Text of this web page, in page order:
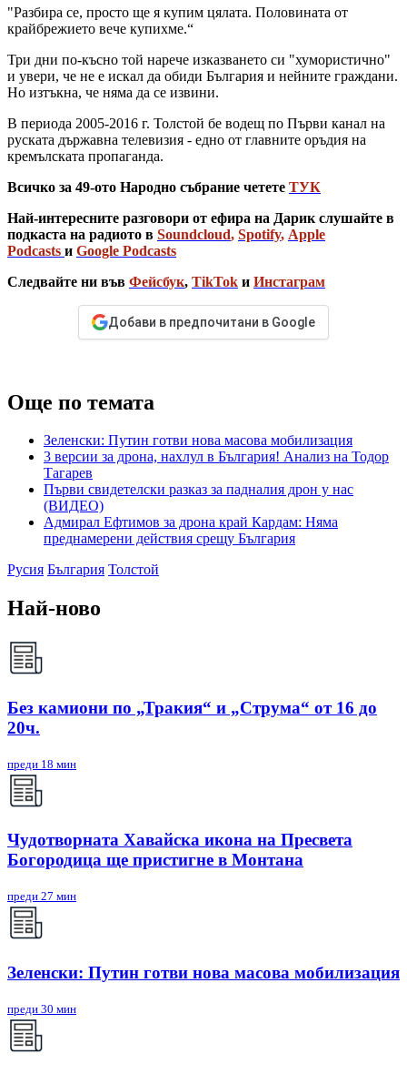
"Разбира се, просто ще я купим цялата. Половината от
крайбрежието вече купихме.“
Три дни по-късно той нарече изказването си "хумористично"
и увери, че не е искал да обиди България и нейните граждани.
Но изтъкна, че няма да се извини.
В периода 2005-2016 г. Толстой бе водещ по Първи канал на
руската държавна телевизия - едно от главните оръдия на
кремълската пропаганда.
Всичко за 49-ото Народно събрание четете ТУК
Най-интересните разговори от ефира на Дарик слушайте в
подкаста на радиото в Soundcloud, Spotify, Apple
Podcasts и Google Podcasts
Следвайте ни във Фейсбук, TikTok и Инстаграм
Добави в предпочитани в Google
Още по темата
Зеленски: Путин готви нова масова мобилизация
3 версии за дрона, нахлул в България! Анализ на Тодор
Тагарев
Първи свидетелски разказ за падналия дрон у нас
(ВИДЕО)
Адмирал Ефтимов за дрона край Кардам: Няма
преднамерени действия срещу България
Русия България Толстой
Най-ново
Без камиони по „Тракия“ и „Струма“ от 16 до
20ч.
преди 18 мин
Чудотворната Хавайска икона на Пресвета
Богородица ще пристигне в Монтана
преди 27 мин
Зеленски: Путин готви нова масова мобилизация
преди 30 мин